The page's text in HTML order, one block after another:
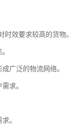
效要求较高的货物。
广泛的物流网络。
求。
。